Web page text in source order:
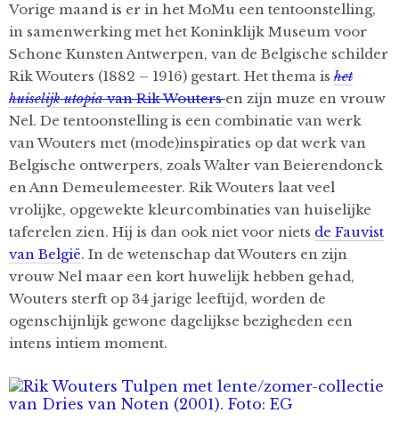
Vorige maand is er in het MoMu een tentoonstelling,
in samenwerking met het Koninklijk Museum voor
Schone Kunsten Antwerpen, van de Belgische schilder
Rik Wouters (1882 – 1916) gestart. Het thema is het
huiselijk utopiavan Rik Woutersen zijn muze en vrouw
Nel. De tentoonstelling is een combinatie van werk
van Wouters met (mode)inspiraties op dat werk van
Belgische ontwerpers, zoals Walter van Beierendonck
en Ann Demeulemeester. Rik Wouters laat veel
vrolijke, opgewekte kleurcombinaties van huiselijke
taferelen zien. Hij is dan ook niet voor niets de Fauvist
van België. In de wetenschap dat Wouters en zijn
vrouw Nel maar een kort huwelijk hebben gehad,
Wouters sterft op 34 jarige leeftijd, worden de
ogenschijnlijk gewone dagelijkse bezigheden een
intens intiem moment.